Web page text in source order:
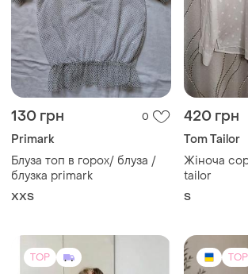
130 грн 0
Primark
Блуза топ в горох/ блуза /
блузка primark
XХS
420 грн
Tom Tailor
Жіноча
tailor
S
TOP TOP